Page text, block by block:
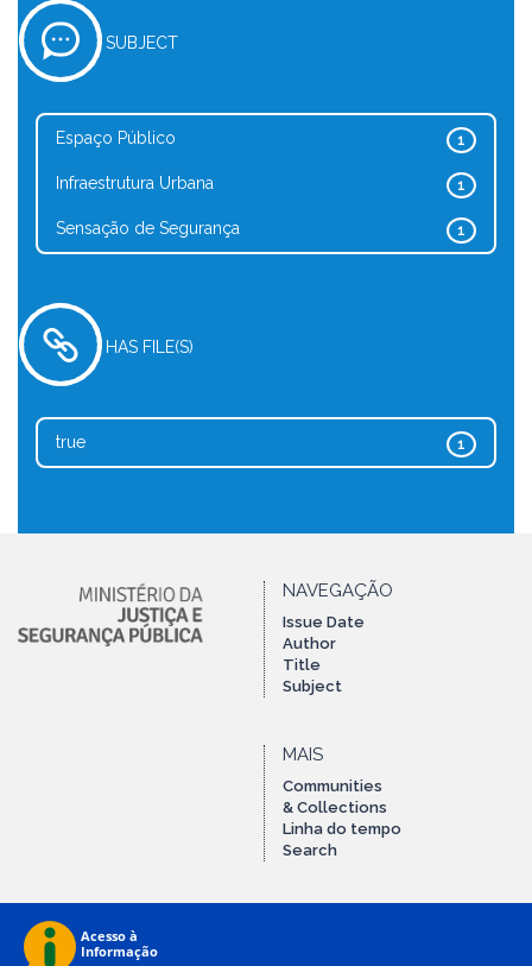
SUBJECT
1
Espaço Público
1
Infraestrutura Urbana
1
Sensação de Segurança
HAS FILE(S)
1
true
NAVEGAÇÃO
Issue Date
Author
Title
Subject
MAIS
Communities
& Collections
Linha do tempo
Search